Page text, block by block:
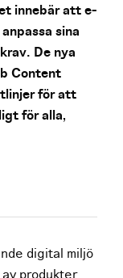
innebär att e-
sina
De nya
Content
för att
för alla,
digital miljö